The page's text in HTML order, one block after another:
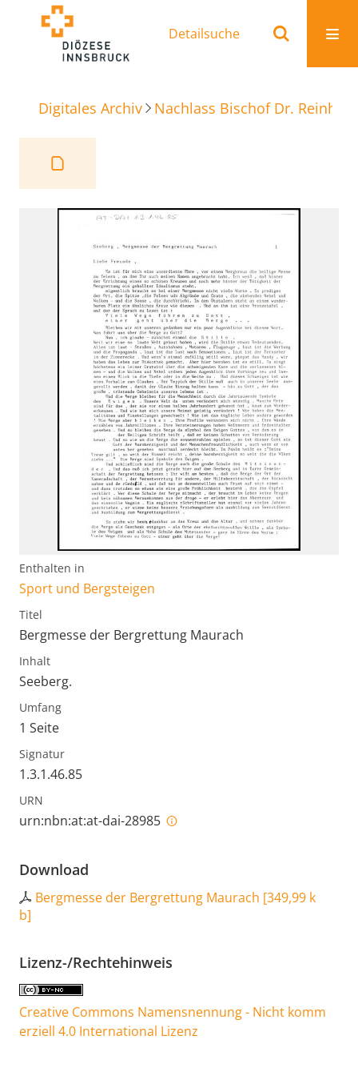
Detailsuche
Digitales Archiv Nachlass Bischof Dr.
Enthalten in
Sport und Bergsteigen
Titel
Bergmesse der Bergrettung Maurach
Inhalt
Seeberg.
Umfang
1 Seite
Signatur
1.3.1.46.85
URN
urn:nbn:at:at-dai-28985
Download
Bergmesse der Bergrettung Maurach [349,99 k
b]
Lizenz-/Rechtehinweis
Creative Commons Namensnennung - Nicht komm
erziell 4.0 International Lizenz